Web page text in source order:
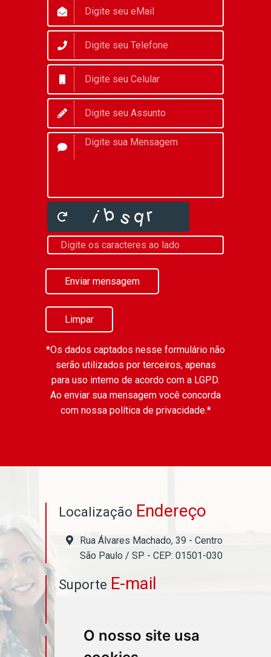
O nosso site usa
Enviar mensagem
Limpar
*Os dados captados nesse formulário não
serão utilizados por terceiros, apenas
para uso interno de acordo com a LGPD.
Ao enviar sua mensagem você concorda
com nossa política de privacidade.*
Localização Endereço
Rua Álvares Machado, 39 - Centro
São Paulo / SP - CEP: 01501-030
Suporte E-mail
ContatoTelefone